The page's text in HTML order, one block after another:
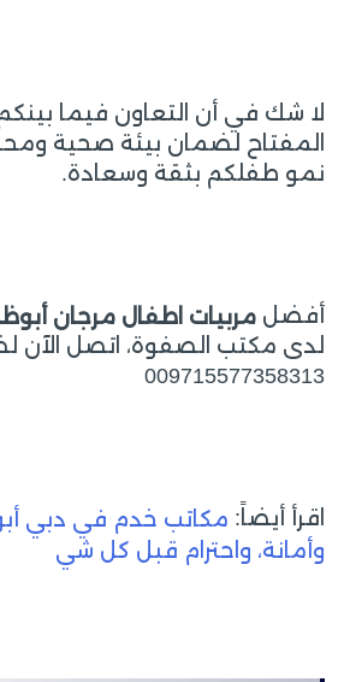
لا شك في أن التعاون فيما
المفتاح لضمان بيئة صحية
نمو طفلكم بثقة وسعادة.
أفضل مربيات اطفال مرجان
لدى مكتب الصفوة، اتصل الآن
009715577358313
اقرأ أيضاً: مكاتب خدم في دبي
وأمانة، واحترام قبل كل شي